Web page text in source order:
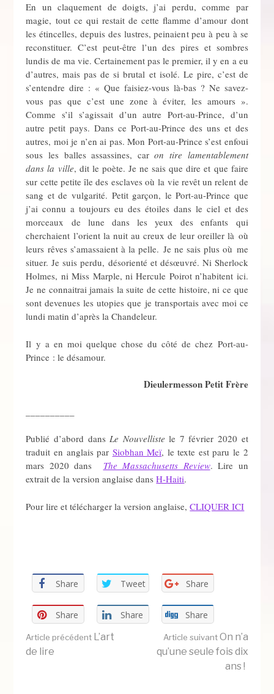
En un claquement de doigts, j’ai perdu, comme par
magie, tout ce qui restait de cette flamme d’amour dont
les étincelles, depuis des lustres, peinaient peu à peu à se
reconstituer. C’est peut-être l’un des pires et sombres
lundis de ma vie. Certainement pas le premier, il y en a eu
d’autres, mais pas de si brutal et isolé. Le pire, c’est de
s’entendre dire : « Que faisiez-vous là-bas ? Ne savez-
vous pas que c’est une zone à éviter, les amours ».
Comme s’il s’agissait d’un autre Port-au-Prince, d’un
autre petit pays. Dans ce Port-au-Prince des uns et des
autres, moi je n’en ai pas. Mon Port-au-Prince s’est enfoui
sous les balles assassines, caron tire lamentablement
dans la ville, dit le poète. Je ne sais que dire et que faire
sur cette petite île des esclaves où la vie revêt un relent de
sang et de vulgarité. Petit garçon, le Port-au-Prince que
j’ai connu a toujours eu des étoiles dans le ciel et des
morceaux de lune dans les yeux des enfants qui
cherchaient l’orient la nuit au creux de leur oreiller là où
leurs rêves s’amassaient à la pelle. Je ne sais plus où me
situer. Je suis perdu, désorienté et désœuvré. Ni Sherlock
Holmes, ni Miss Marple, ni Hercule Poirot n’habitent ici.
Je ne connaitrai jamais la suite de cette histoire, ni ce que
sont devenues les utopies que je transportais avec moi ce
lundi matin d’après la Chandeleur.
Il y a en moi quelque chose du côté de chez Port-au-
Prince : le désamour.
Dieulermesson Petit Frère
Publié d’abord dansLe Nouvellistele 7 février 2020 et
traduit en anglais par Siobhan Meï, le texte est paru le 2
mars 2020 dans The Massachusetts Review. Lire un
extrait de la version anglaise dansH-Haiti.
Pour lire et télécharger la version anglaise,CLIQUER ICI
Share Tweet Share
Share Share Share
Lire
Article précédent L’art
de lire
Article suivantOn n’a
qu’une seule fois dix
ans !